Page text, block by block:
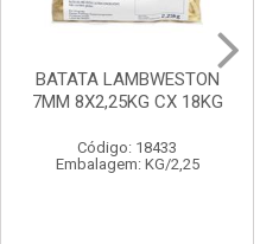
BATATA LAMBWESTON
7MM 8X2,25KG CX 18KG
Código: 18433
Embalagem: KG/2,25